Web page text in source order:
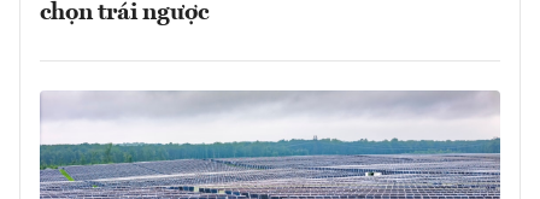
chọn trái ngược